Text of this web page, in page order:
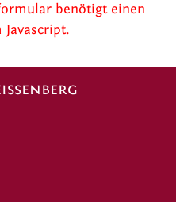
benötigt einen